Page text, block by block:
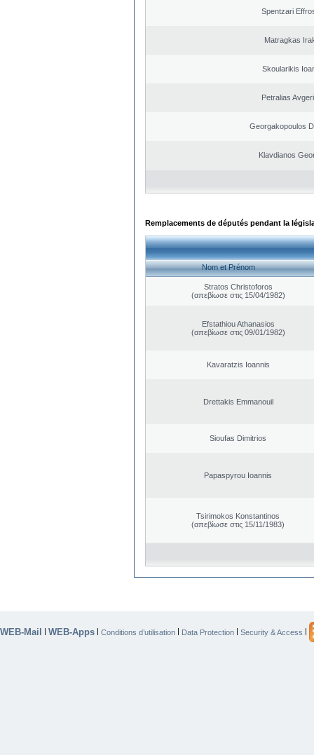
Spentzari
Matragkas
Skoularikis
Petralias
Georgakopoulos
Klavdianos
Remplacements de députés pendant la
Nom et Prénom
Stratos Christoforos
(απεβίωσε στις 15/04/1982)
Efstathiou Athanasios
(απεβίωσε στις 09/01/1982)
Kavaratzis Ioannis
Drettakis Emmanouil
Sioufas Dimitrios
Papaspyrou Ioannis
Tsirimokos Konstantinos
(απεβίωσε στις 15/11/1983)
WEB-Mail | WEB-Apps | Conditions d’utilisation | Data Protection | Security & Access |